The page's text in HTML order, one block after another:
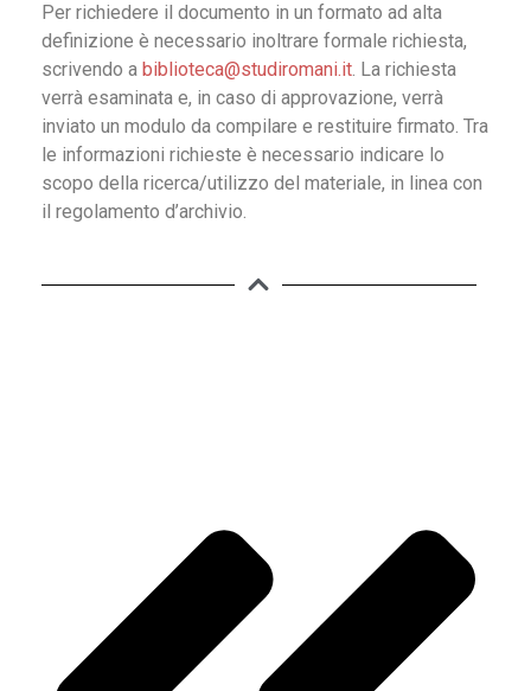
Per richiedere il documento in un formato ad alta
definizione è necessario inoltrare formale richiesta,
scrivendo a biblioteca@studiromani.it. La richiesta
verrà esaminata e, in caso di approvazione, verrà
inviato un modulo da compilare e restituire firmato. Tra
le informazioni richieste è necessario indicare lo
scopo della ricerca/utilizzo del materiale, in linea con
il regolamento d’archivio.